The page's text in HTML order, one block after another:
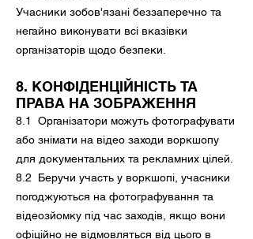
Учасники зобов'язані беззаперечно та
негайно виконувати всі вказівки
організаторів щодо безпеки.
8. КОНФІДЕНЦІЙНІСТЬ ТА
ПРАВА НА ЗОБРАЖЕННЯ
8.1 Організатори можуть фотографувати
або знімати на відео заходи воркшопу
для документальних та рекламних цілей.
8.2 Беручи участь у воркшопі, учасники
погоджуються на фотографування та
відеозйомку під час заходів, якщо вони
офіційно не відмовляться від цього в